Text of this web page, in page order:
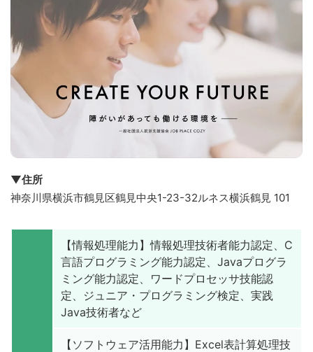
▼住所
神奈川県横浜市鶴見区鶴見中央1-23-32ルネス横浜鶴見 101
【情報処理能力】情報処理技術者能力認定、C
言語プログラミング能力認定、Javaプログラ
ミング能力認定、ワードプロセッサ技能認
定、ジュニア・プログラミング検定、実践
Java技術者など
【ソフトウェア活用能力】Excel表計算処理技